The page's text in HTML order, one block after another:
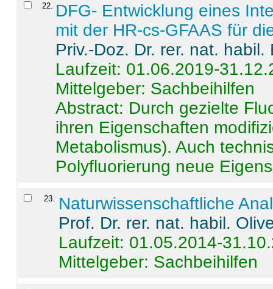
22
DFG- Entwicklung eines
mit der HR-cs-GFAAS für
Priv.-Doz. Dr. rer. nat.
Laufzeit: 01.06.2019-
Mittelgeber: Sachbeihilfen
Abstract: Durch gezielte
ihren Eigenschaften
Metabolismus). Auch
Polyfluorierung neue
23. Naturwissenschaftliche
Prof. Dr. rer. nat. habil.
Laufzeit: 01.05.2014-
Mittelgeber: Sachbeihilfen